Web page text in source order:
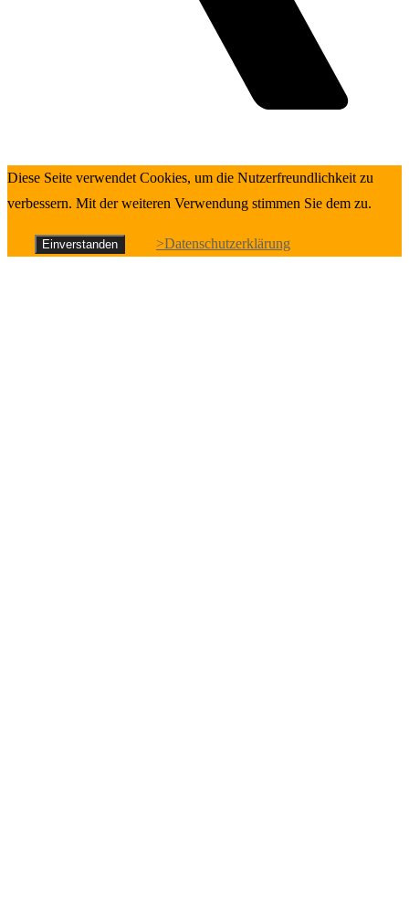
Diese Seite verwendet Cookies, um die Nutzerfreundlichkeit zu
verbessern. Mit der weiteren Verwendung stimmen Sie dem zu.
Einverstanden >Datenschutzerklärung